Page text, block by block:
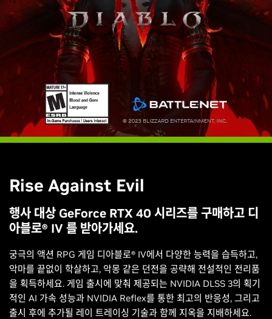
Rise Against Evil
행사 대상 GeForce RTX 40 시리즈를 구매하고 디
아블로® IV 를 받아가세요.
궁극의 액션 RPG 게임 디아블로® IV에서 다양한 능력을 습득하고,
악마를 끝없이 학살하고, 악몽 같은 던전을 공략해 전설적인 전리품
을 획득하세요. 게임 출시에 맞춰 제공되는 NVIDIA DLSS 3의 획기
적인 AI 가속 성능과 NVIDIA Reflex를 통한 최고의 반응성, 그리고
출시 후에 추가될 레이 트레이싱 기술과 함께 지옥을 지배하세요.